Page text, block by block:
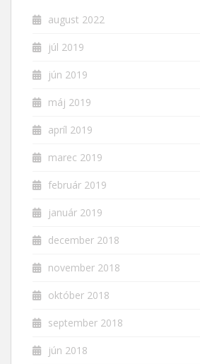
august 2022
júl 2019
jún 2019
máj 2019
apríl 2019
marec 2019
február 2019
január 2019
december 2018
november 2018
október 2018
september 2018
jún 2018